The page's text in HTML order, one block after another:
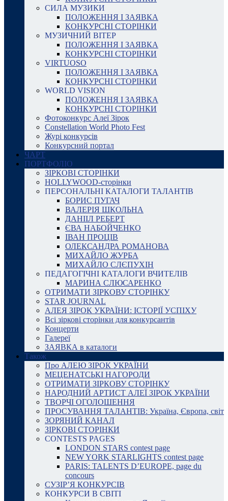
СИЛА МУЗИКИ
ПОЛОЖЕННЯ І ЗАЯВКА
КОНКУРСНІ СТОРІНКИ
МУЗИЧНИЙ ВІТЕР
ПОЛОЖЕННЯ І ЗАЯВКА
КОНКУРСНІ СТОРІНКИ
VIRTUOSO
ПОЛОЖЕННЯ І ЗАЯВКА
КОНКУРСНІ СТОРІНКИ
WORLD VISION
ПОЛОЖЕННЯ І ЗАЯВКА
КОНКУРСНІ СТОРІНКИ
Фотоконкурс Алеї Зірок
Constellation World Photo Fest
Журі конкурсів
Конкурсний портал
ЧАРТ
ПОРТФОЛІО
ЗІРКОВІ СТОРІНКИ
HOLLYWOOD-сторінки
ПЕРСОНАЛЬНІ КАТАЛОГИ ТАЛАНТІВ
БОРИС ПУГАЧ
ВАЛЕРІЯ ШКОЛЬНА
ДАНІІЛ РЕБЕРТ
ЄВА НАБОЙЧЕНКО
ІВАН ПРОЦІВ
ОЛЕКСАНДРА РОМАНОВА
МИХАЙЛО ЖУРБА
МИХАЙЛО СЛЄПУХІН
ПЕДАГОГІЧНІ КАТАЛОГИ ВЧИТЕЛІВ
МАРИНА СЛЮСАРЕНКО
ОТРИМАТИ ЗІРКОВУ СТОРІНКУ
STAR JOURNAL
АЛЕЯ ЗІРОК УКРАЇНИ: ІСТОРІЇ УСПІХУ
Всі зіркові сторінки для конкурсантів
Концерти
Галереї
ЗАЯВКА в каталоги
Також
Про АЛЕЮ ЗІРОК УКРАЇНИ
МЕЦЕНАТСЬКІ НАГОРОДИ
ОТРИМАТИ ЗІРКОВУ СТОРІНКУ
НАРОДНИЙ АРТИСТ АЛЕЇ ЗІРОК УКРАЇНИ
ТВОРЧІ ОГОЛОШЕННЯ
ПРОСУВАННЯ ТАЛАНТІВ: Україна, Європа, світ
ЗОРЯНИЙ КАНАЛ
ЗІРКОВІ СТОРІНКИ
CONTESTS PAGES
LONDON STARS contest page
NEW YORK STARLIGHTS contest page
PARIS: TALENTS D’EUROPE, page du
concours
СУЗІР’Я КОНКУРСІВ
КОНКУРСИ В СВІТІ